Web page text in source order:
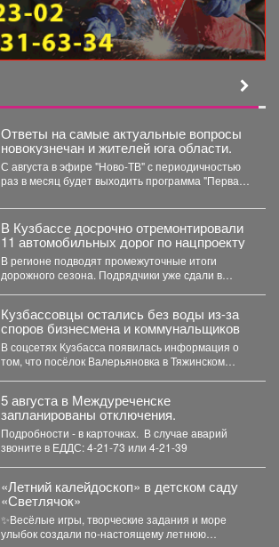
Ответы на самые актуальные вопросы
новокузнечан и жителей юга области.
С августа в эфире "Ново-ТВ" с периодичностью
раз в месяц будет выходить программа "Первая
В Кузбассе досрочно отремонтировали
11 автомобильных дорог по нацпроекту
В регионе подводят промежуточные итоги
дорожного сезона. Подрядчики уже сдали в
Кузбассовцы остались без воды из-за
споров бизнесмена и коммунальщиков
В соцсетях Кузбасса появилась информация о
том, что посёлок Валерьяновка в Тяжинском
5 августа в Междуреченске
запланированы отключения.
Подробности - в карточках. ️ В случае аварий
звоните в ЕДДС: 4-21-73 или 4-21-39
«Летний калейдоскоп» в детском саду
«Светлячок»
✨Весёлые игры, творческие задания и море
улыбок создали по-настоящему летнюю